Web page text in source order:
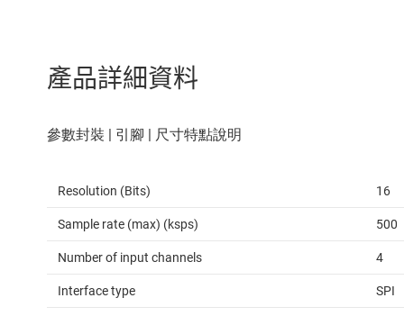
產品詳細資料
Resolution (Bits) 16
Sample rate (max) (ksps) 500
Number of input channels 4
Interface type SPI